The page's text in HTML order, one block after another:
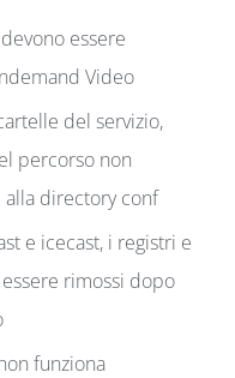
essere
Video
del servizio,
percorso non
directory conf
e icecast, i registri e
rimossi dopo
funziona